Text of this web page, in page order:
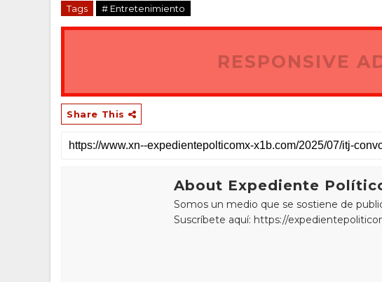
Tags # Entretenimiento
RESPONSIVE
Share This
About Expediente
Somos un medio que se sostiene de
Suscríbete aquí: https://